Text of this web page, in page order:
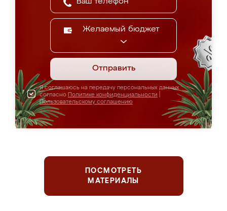
Желаемый бюджет
Отправить
Я соглашаюсь на передачу персональных данных
согласно Политике конфиденциальности
Пользовательскому соглашению
ПОСМОТРЕТЬ
МАТЕРИАЛЫ